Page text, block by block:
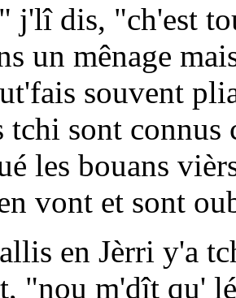
j'lî dis, "ch'est
un mênage
souvent
tchi sont
les bouans
vont et sont
en Jèrri y'a
"nou m'dît qu'